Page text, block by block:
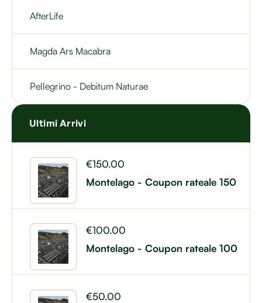
AfterLife
Magda Ars Macabra
Pellegrino - Debitum Naturae
Ultimi Arrivi
Montelago - Coupon rateale 150
€150.00
Montelago - Coupon rateale 100
€100.00
€50.00